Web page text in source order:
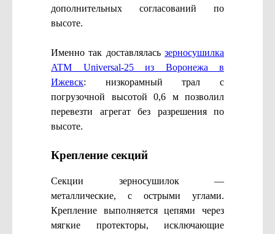
дополнительных согласований по
высоте.
Именно так доставлялась зерносушилка
ATM Universal-25 из Воронежа в
Ижевск: низкорамный трал с
погрузочной высотой 0,6 м позволил
перевезти агрегат без разрешения по
высоте.
Крепление секций
Секции зерносушилок —
металлические, с острыми углами.
Крепление выполняется цепями через
мягкие протекторы, исключающие